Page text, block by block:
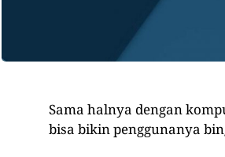
Sama halnya dengan
bisa bikin penggunanya